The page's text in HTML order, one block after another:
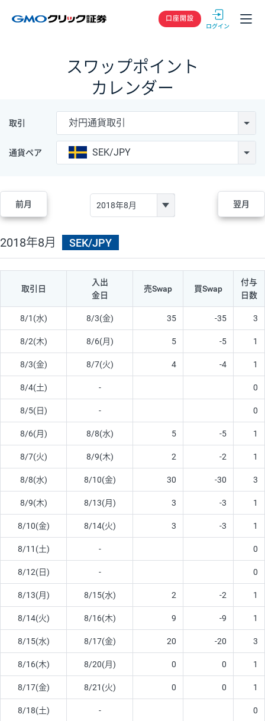
GMOクリック
口座開設
スワップポイント
カレンダー
取引 対円通貨取引
通貨ペア SEK/JPY
前月 翌月
2018年8月 SEK/JPY
取引日
入出
金日
売Swap 買Swap
付与
日数
8/1(水) 8/3(金) 35 -35 3
8/2(木) 8/6(月) 5 -5 1
8/3(金) 8/7(火) 4 -4 1
8/4(土) - 0
8/5(日) - 0
8/6(月) 8/8(水) 5 -5 1
8/7(火) 8/9(木) 2 -2 1
8/8(水) 8/10(金) 30 -30 3
8/9(木) 8/13(月) 3 -3 1
8/10(金) 8/14(火) 3 -3 1
8/11(土) - 0
8/12(日) - 0
8/13(月) 8/15(水) 2 -2 1
8/14(火) 8/16(木) 9 -9 1
8/15(水) 8/17(金) 20 -20 3
8/16(木) 8/20(月) 0 0 1
8/17(金) 8/21(火) 0 0 1
8/18(土) - 0